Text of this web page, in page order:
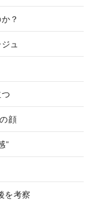
か？
ュ
顔
”
を考察